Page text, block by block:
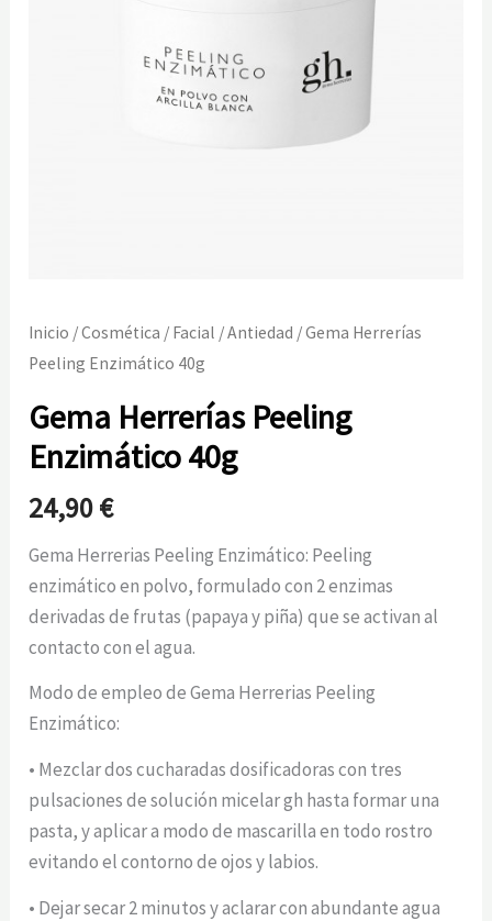
Inicio /Cosmética / Facial /Antiedad / Gema Herrerías
Peeling Enzimático 40g
Gema Herrerías Peeling
Enzimático 40g
24,90€
Gema Herrerias Peeling Enzimático: Peeling
enzimático en polvo, formulado con 2 enzimas
derivadas de frutas (papaya y piña) que se activan al
contacto con el agua.
Modo de empleo de Gema Herrerias Peeling
Enzimático:
• Mezclar dos cucharadas dosificadoras con tres
pulsaciones de solución micelar gh hasta formar una
pasta, y aplicar a modo de mascarilla en todo rostro
evitando el contorno de ojos y labios.
• Dejar secar 2 minutos y aclarar con abundante agua